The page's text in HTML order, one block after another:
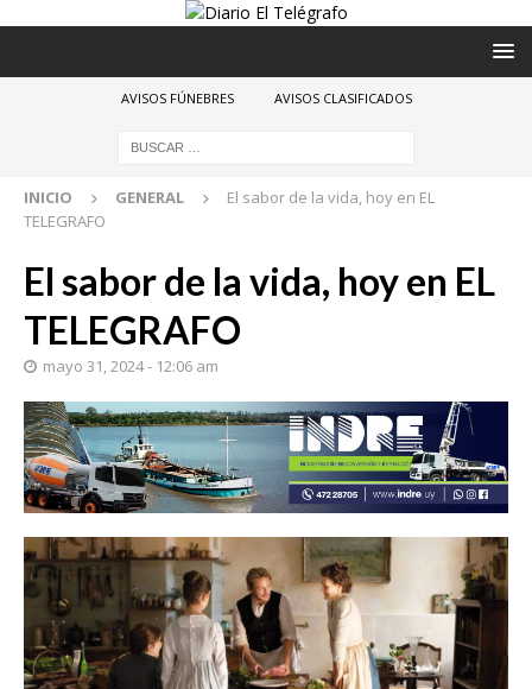
AVISOS FÚNEBRES AVISOS CLASIFICADOS
INICIO GENERAL
El sabor de la vida, hoy en EL
TELEGRAFO
El sabor de la vida, hoy en EL
TELEGRAFO
mayo 31, 2024 - 12:06 am